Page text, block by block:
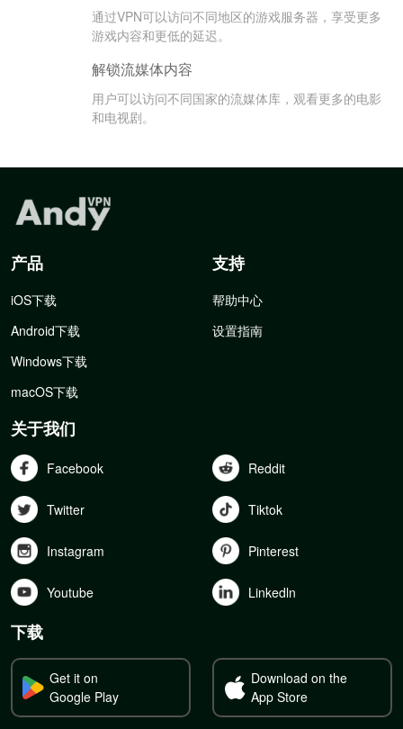
通过VPN可以访问不同地区的游戏服务器，享受更多
游戏内容和更低的延迟。
解锁流媒体内容
用户可以访问不同国家的流媒体库，观看更多的电影
和电视剧。
产品
iOS下载
Android下载
Windows下载
macOS下载
支持
帮助中心
设置指南
关于我们
Facebook Reddit
Twitter Tiktok
Instagram Pinterest
Youtube Linkedln
下载
Get it on
Google Play
Download on the
App Store